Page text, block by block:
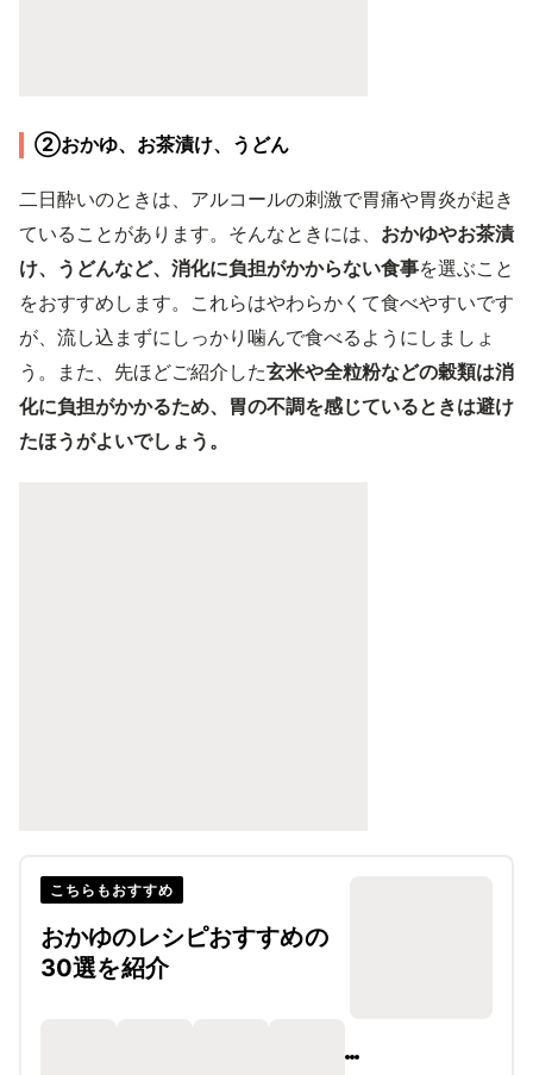
②おかゆ、お茶漬け、うどん
二日酔いのときは、アルコールの刺激で胃痛や胃炎が起き
ていることがあります。そんなときには、 おかゆやお茶漬
け、うどんなど、消化に負担がかからない食事を選ぶこと
をおすすめします。これらはやわらかくて食べやすいです
が、流し込まずにしっかり噛んで食べるようにしましょ
う。また、先ほどご紹介した玄米や全粒粉などの穀類は消
化に負担がかかるため、胃の不調を感じているときは避け
たほうがよいでしょう。
こちらもおすすめ
おかゆのレシピおすすめの
30選を紹介